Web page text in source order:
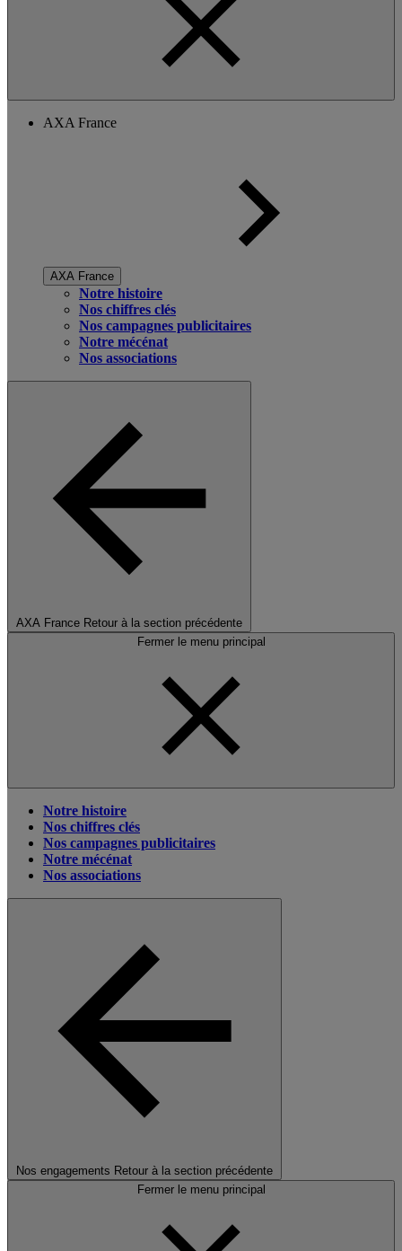
AXA France
AXA France
Notre histoire
Nos chiffres clés
Nos campagnes publicitaires
Notre mécénat
Nos associations
AXA France Retour à la section précédente
Fermer le menu principal
Notre histoire
Nos chiffres clés
Nos campagnes publicitaires
Notre mécénat
Nos associations
Nos engagements Retour à la section précédente
Fermer le menu principal